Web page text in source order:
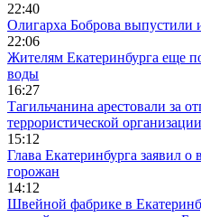
22:40
Олигарха Боброва выпустили
22:06
Жителям Екатеринбурга еще
воды
16:27
Тагильчанина арестовали за
террористической организации
15:12
Глава Екатеринбурга заявил
горожан
14:12
Швейной фабрике в